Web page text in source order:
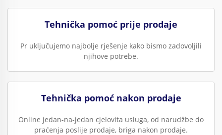
Tehnička pomoć prije prodaje
Pr uključujemo najbolje rješenje kako bismo zadovoljili
njihove potrebe.
Tehnička pomoć nakon prodaje
Online jedan-na-jedan cjelovita usluga, od narudžbe do
praćenja poslije prodaje, briga nakon prodaje.